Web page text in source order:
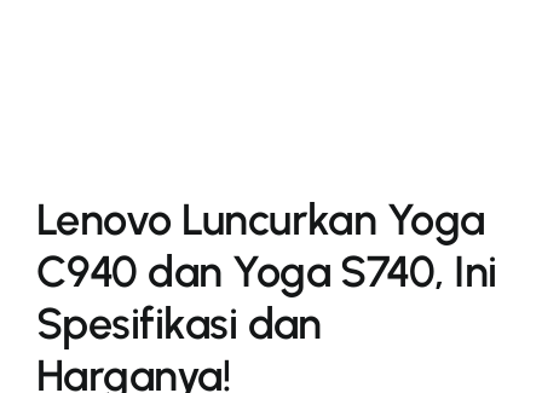
Lenovo Luncurkan Yoga
C940 dan Yoga S740, Ini
Spesifikasi dan
Harganya!